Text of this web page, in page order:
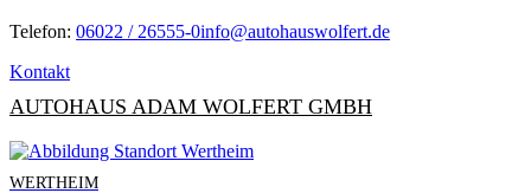
Telefon: 06022 / 26555-0info@autohauswolfert.de
Kontakt
AUTOHAUS ADAM WOLFERT GMBH
WERTHEIM